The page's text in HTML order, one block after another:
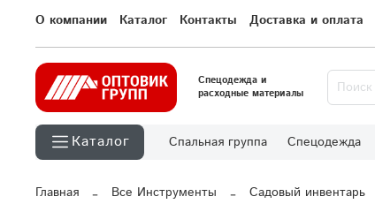
О компании Каталог Контакты Доставка и оплата
Спецодежда и
расходные материалы
Каталог Спальная группа Спецодежда
Главная Все Инструменты Садовый инвентарь